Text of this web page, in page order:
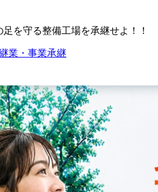
足を守る整備工場を承継せよ！！
業・事業承継